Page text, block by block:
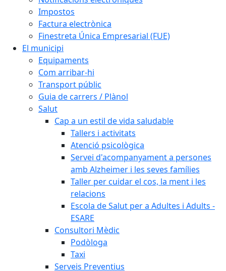
Impostos
Factura electrònica
Finestreta Única Empresarial (FUE)
El municipi
Equipaments
Com arribar-hi
Transport públic
Guia de carrers / Plànol
Salut
Cap a un estil de vida saludable
Tallers i activitats
Atenció psicològica
Servei d'acompanyament a persones
amb Alzheimer i les seves famílies
Taller per cuidar el cos, la ment i les
relacions
Escola de Salut per a Adultes i Adults -
ESARE
Consultori Mèdic
Podòloga
Taxi
Serveis Preventius